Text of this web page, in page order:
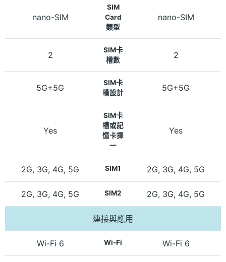
nano-SIM
SIM
Card
類型
nano-SIM
2
SIM卡
槽數
2
5G+5G
SIM卡
槽設計
5G+5G
Yes
SIM卡
槽或記
憶卡擇
一
Yes
2G, 3G, 4G, 5G SIM1 2G, 3G, 4G, 5G
2G, 3G, 4G, 5G SIM2 2G, 3G, 4G, 5G
連接與應用
Wi-Fi 6 Wi-Fi Wi-Fi 6